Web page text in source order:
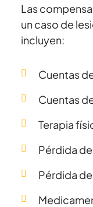
Las
un caso de
incluyen:
Cuentas
Cuentas
Terapia
Pérdida
Pérdida